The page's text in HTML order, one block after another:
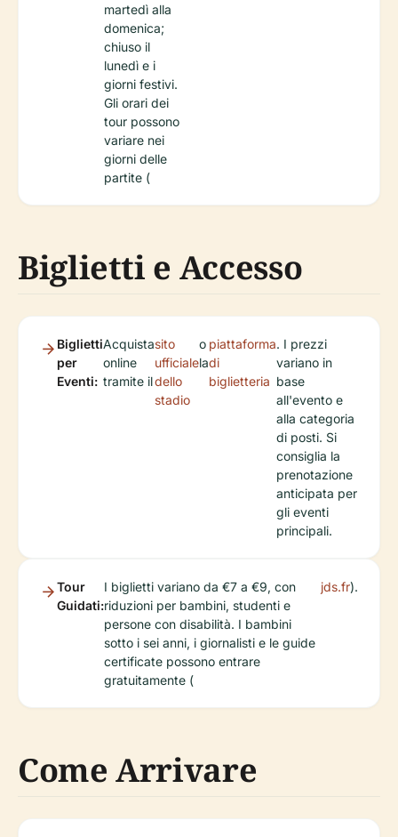
martedì alla
domenica;
chiuso il
lunedì e i
giorni festivi.
Gli orari dei
tour possono
variare nei
giorni delle
partite (
Biglietti e Accesso
Biglietti
per
Eventi:
Acquista
online
tramite il
sito
ufficiale
dello
stadio
o
la
piattaforma
di
biglietteria
. I prezzi
variano in
base
all'evento e
alla categoria
di posti. Si
consiglia la
prenotazione
anticipata per
gli eventi
principali.
Tour
Guidati:
I biglietti variano da €7 a €9, con
riduzioni per bambini, studenti e
persone con disabilità. I bambini
sotto i sei anni, i giornalisti e le guide
certificate possono entrare
gratuitamente (
jds.fr).
Come Arrivare